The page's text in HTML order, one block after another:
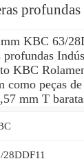
profundas
KBC 63/
profundas
KBC
como peças
mm T
28DDF11